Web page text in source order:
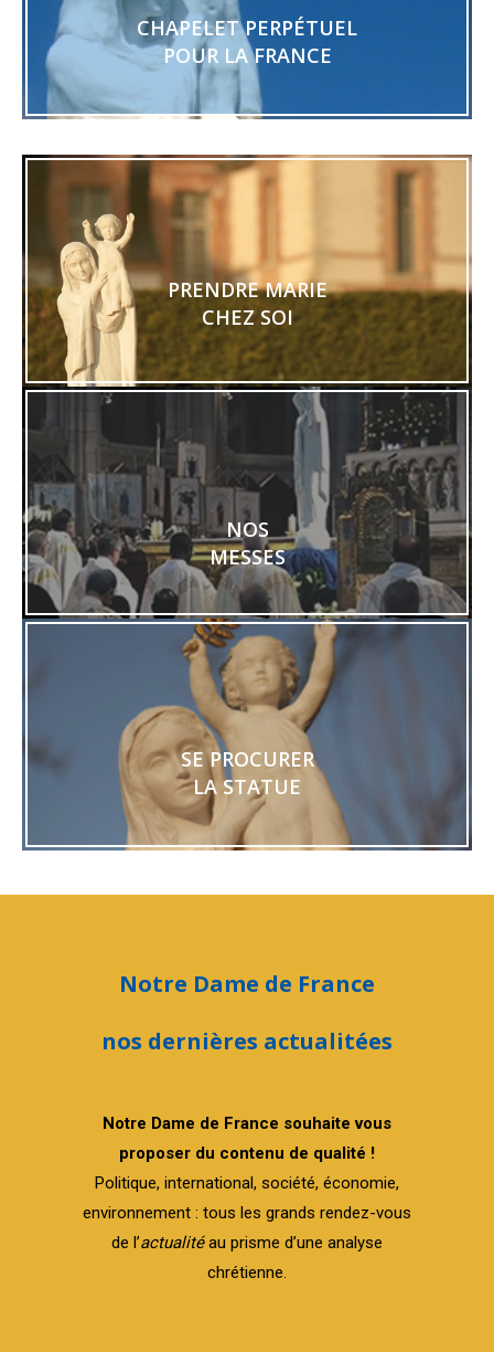
CHAPELET PERPÉTUEL
POUR LA FRANCE
PRENDRE MARIE
CHEZ SOI
NOS
MESSES
SE PROCURER
LA STATUE
Notre Dame de France
nos dernières actualitées
Notre Dame de France souhaite vous
proposer du contenu de qualité !
Politique, international, société, économie,
environnement : tous les grands rendez-vous
de l’actualitéau prisme d’une analyse
chrétienne.